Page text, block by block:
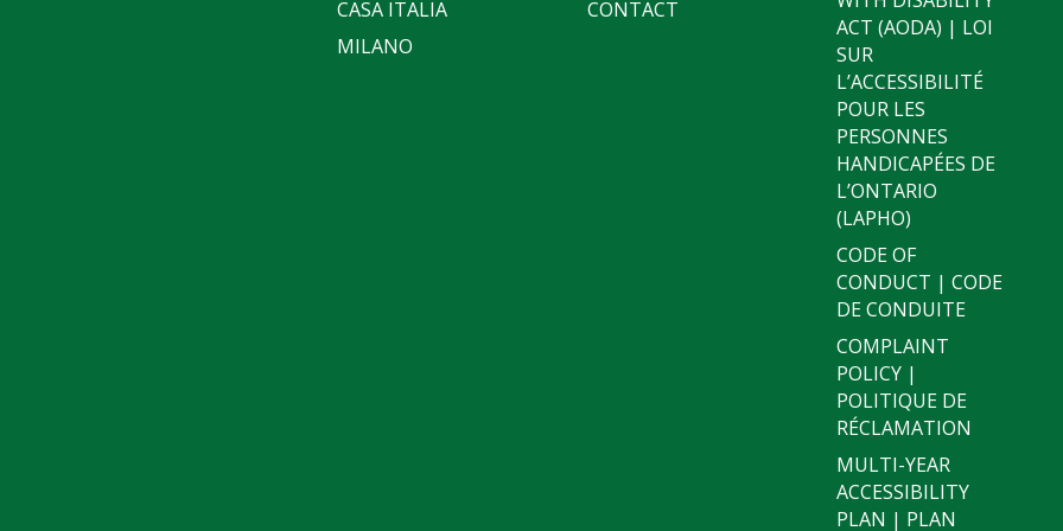
CASA ITALIA
MILANO
CONTACT
ACT (AODA) | LOI
SUR
L’ACCESSIBILITÉ
POUR LES
PERSONNES
HANDICAPÉES DE
L’ONTARIO
(LAPHO)
CODE OF
CONDUCT | CODE
DE CONDUITE
COMPLAINT
POLICY |
POLITIQUE DE
RÉCLAMATION
MULTI-YEAR
ACCESSIBILITY
PLAN | PLAN